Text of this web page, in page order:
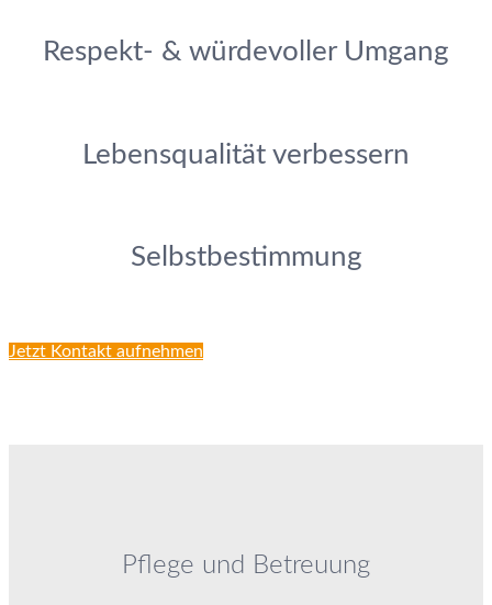
Respekt- & würdevoller Umgang
Lebensqualität verbessern
Selbstbestimmung
Jetzt Kontakt aufnehmen
Pflege und Betreuung